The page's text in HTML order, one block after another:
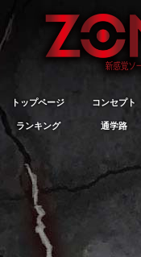
トップページ コンセプト
ランキング 通学路